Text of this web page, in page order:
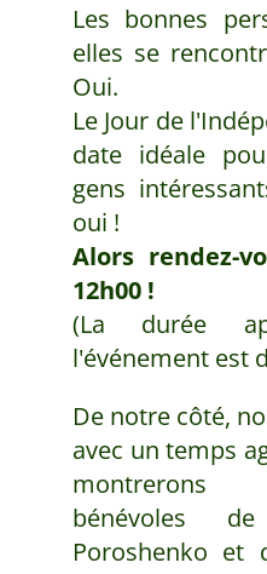
Les bonnes
elles se
Oui.
Le Jour de
date idéale
gens
oui !
Alors rendez-
12h00 !
(La durée
l'événement est
De notre côté,
avec un temps
montrerons
bénévoles
Poroshenko et